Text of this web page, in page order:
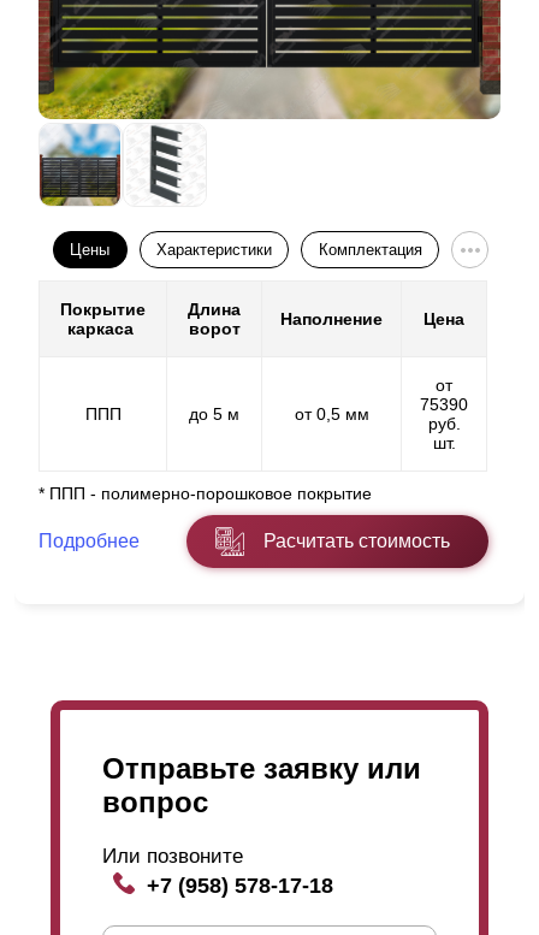
Цены Характеристики Комплектация
Покрытие
каркаса
Длина
ворот
Наполнение Цена
ППП до 5 м от 0,5 мм
от
75390
руб.
шт.
* ППП - полимерно-порошковое покрытие
Подробнее Расчитать стоимость
Отправьте заявку или
вопрос
Или позвоните
+7 (958) 578-17-18